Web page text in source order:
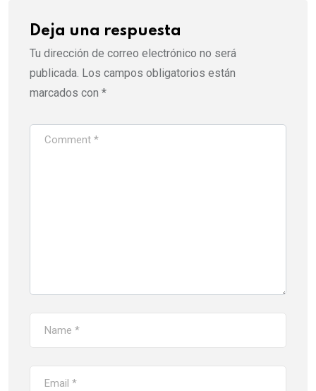
Deja una respuesta
Tu dirección de correo electrónico no será
publicada. Los campos obligatorios están
marcados con *